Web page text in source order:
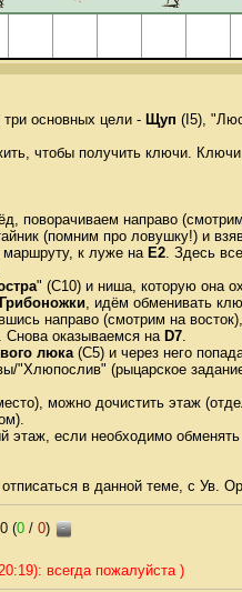
основных цели - Щуп (I5),
чтобы получить ключи.
поворачиваем направо
(помним про ловушку!) и
к луже на E2. Здесь
" (C10) и ниша, которую она
, идём обменивать
направо (смотрим на
оказываемся на D7.
люка(C5) и через него
"Хлюпослив" (рыцарское
можно дочистить этаж
если необходимо обменять
в данной теме, с Ув.
0 (0/ 0) -
всегда пожалуйста )